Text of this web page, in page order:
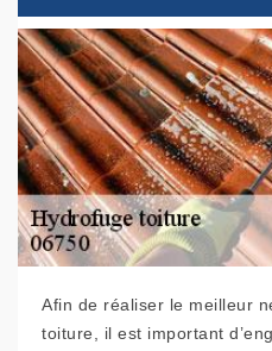
Afin de réaliser le meilleur
toiture, il est important